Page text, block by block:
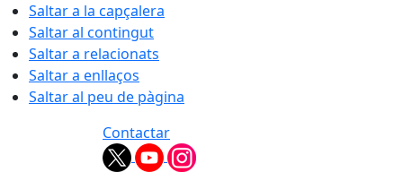
Saltar a la capçalera
Saltar al contingut
Saltar a relacionats
Saltar a enllaços
Saltar al peu de pàgina
Contactar